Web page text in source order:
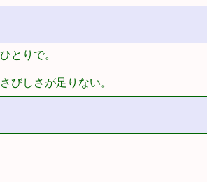
とりで。
びしさが足りない。